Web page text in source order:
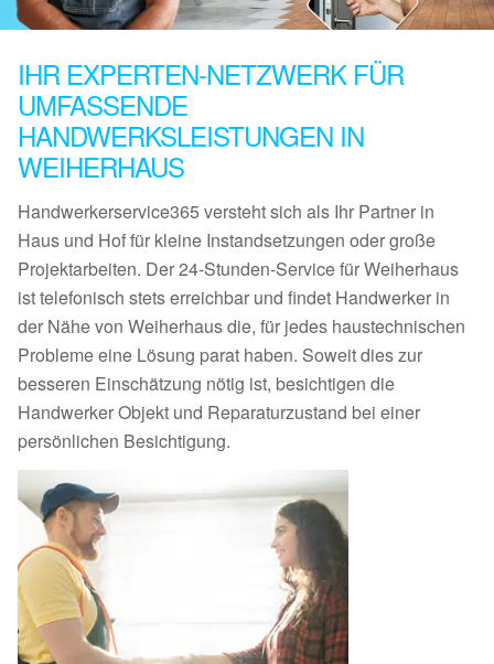
IHR EXPERTEN-NETZWERK FÜR
UMFASSENDE
HANDWERKSLEISTUNGEN IN
WEIHERHAUS
Handwerkerservice365 versteht sich als Ihr Partner in
Haus und Hof für kleine Instandsetzungen oder große
Projektarbeiten. Der 24-Stunden-Service für Weiherhaus
ist telefonisch stets erreichbar und findet Handwerker in
der Nähe von Weiherhaus die, für jedes haustechnischen
Probleme eine Lösung parat haben. Soweit dies zur
besseren Einschätzung nötig ist, besichtigen die
Handwerker Objekt und Reparaturzustand bei einer
persönlichen Besichtigung.